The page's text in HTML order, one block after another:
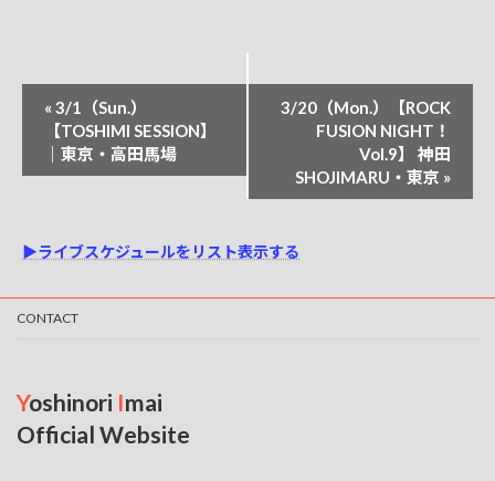
ビ
ゲ
ー
ン
«3/1（Sun.）
【TOSHIMI SESSION】
｜東京・高田馬場
3/20（Mon.）【ROCK
FUSION NIGHT！
Vol.9】 神田
SHOJIMARU・東京 »
▶ライブスケジュールをリスト表示する
CONTACT
Yoshinori Imai
Official Website